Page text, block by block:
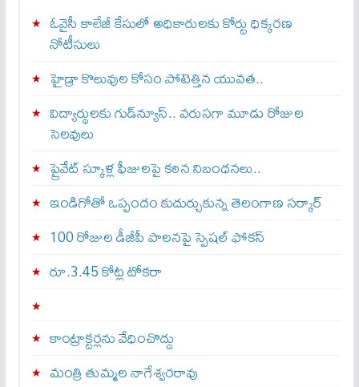
ఓవైసీ కాలేజీ కేసులో అధికారులకు కోర్టు ధిక్కరణ
నోటీసులు
హైడ్రా కొలువుల కోసం పోటెత్తిన యువత..
విద్యార్థులకు గుడ్‌న్యూస్.. వరుసగా మూడు రోజుల
సెలవులు
ప్రైవేట్ స్కూళ్ల ఫీజులపై కఠిన నిబంధనలు..
ఇండిగోతో ఒప్పందం కుదుర్చుకున్న తెలంగాణ స‌ర్కార్
100 రోజుల డీజీపీ పాలనపై స్పెషల్ ఫోకస్
రూ.3.45 కోట్ల టోకరా
కాంట్రాక్టర్లను వేధించొద్దు
మంత్రి తుమ్మల నాగేశ్వరరావు